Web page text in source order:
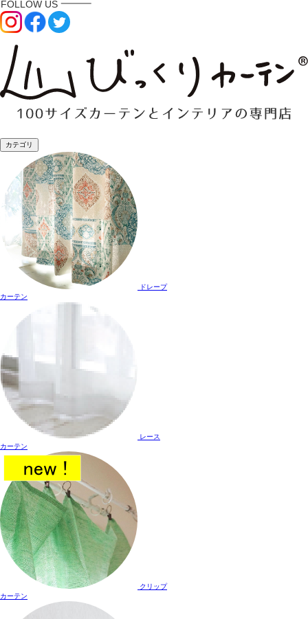
カテゴリ
ドレープ
カーテン
レース
カーテン
クリップ
カーテン